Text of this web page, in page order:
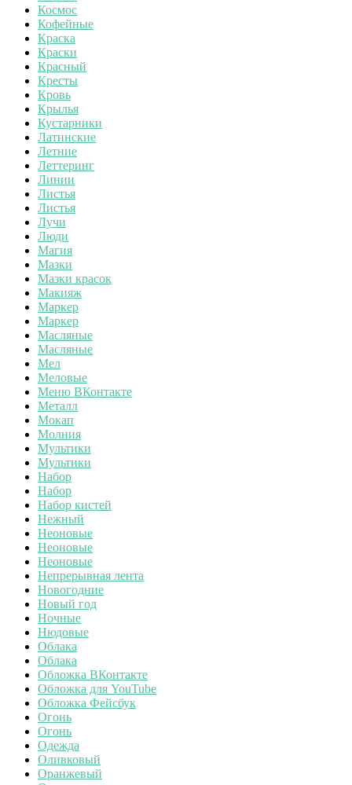
Космос
Кофейные
Краска
Краски
Красный
Кресты
Кровь
Крылья
Кустарники
Латинские
Летние
Леттеринг
Линии
Листья
Листья
Лучи
Люди
Магия
Мазки
Мазки красок
Макияж
Маркер
Маркер
Масляные
Масляные
Мел
Меловые
Меню ВКонтакте
Металл
Мокап
Молния
Мультики
Мультики
Набор
Набор
Набор кистей
Нежный
Неоновые
Неоновые
Неоновые
Непрерывная лента
Новогодние
Новый год
Ночные
Нюдовые
Облака
Облака
Обложка ВКонтакте
Обложка для YouTube
Обложка Фейсбук
Огонь
Огонь
Одежда
Оливковый
Оранжевый